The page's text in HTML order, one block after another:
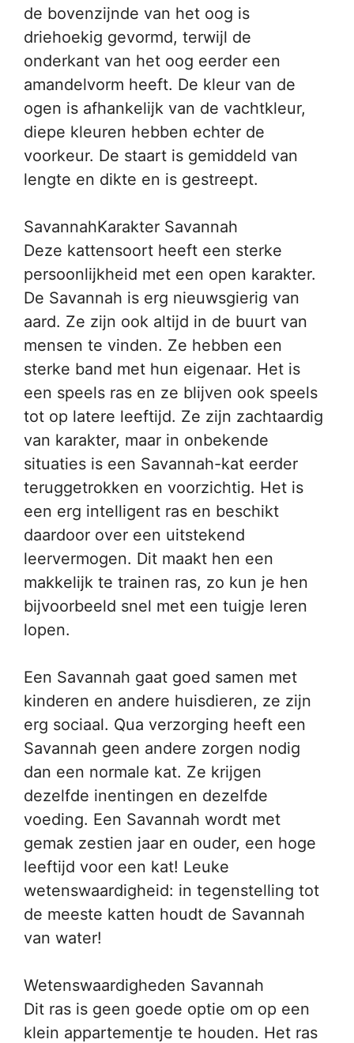
de bovenzijnde van het oog is
driehoekig gevormd, terwijl de
onderkant van het oog eerder een
amandelvorm heeft. De kleur van de
ogen is afhankelijk van de vachtkleur,
diepe kleuren hebben echter de
voorkeur. De staart is gemiddeld van
lengte en dikte en is gestreept.
SavannahKarakter Savannah
Deze kattensoort heeft een sterke
persoonlijkheid met een open karakter.
De Savannah is erg nieuwsgierig van
aard. Ze zijn ook altijd in de buurt van
mensen te vinden. Ze hebben een
sterke band met hun eigenaar. Het is
een speels ras en ze blijven ook speels
tot op latere leeftijd. Ze zijn zachtaardig
van karakter, maar in onbekende
situaties is een Savannah-kat eerder
teruggetrokken en voorzichtig. Het is
een erg intelligent ras en beschikt
daardoor over een uitstekend
leervermogen. Dit maakt hen een
makkelijk te trainen ras, zo kun je hen
bijvoorbeeld snel met een tuigje leren
lopen.
Een Savannah gaat goed samen met
kinderen en andere huisdieren, ze zijn
erg sociaal. Qua verzorging heeft een
Savannah geen andere zorgen nodig
dan een normale kat. Ze krijgen
dezelfde inentingen en dezelfde
voeding. Een Savannah wordt met
gemak zestien jaar en ouder, een hoge
leeftijd voor een kat! Leuke
wetenswaardigheid: in tegenstelling tot
de meeste katten houdt de Savannah
van water!
Wetenswaardigheden Savannah
Dit ras is geen goede optie om op een
klein appartementje te houden. Het ras